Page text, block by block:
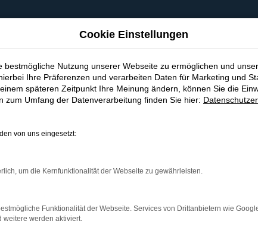
bestimmter Seiten verhindern. Funktioniert die Seite
beheben.
Cookie Einstellungen
bestmögliche Nutzung unserer Webseite zu ermöglichen und
Ihre Präferenzen und verarbeiten Daten für Marketing und
späteren Zeitpunkt Ihre Meinung ändern, können Sie die
zum Umfang der Datenverarbeitung finden Sie hier:
von uns eingesetzt:
um die Kernfunktionalität der Webseite zu gewährleisten.
Funktionalität der Webseite. Services von Drittanbietern wie
weitere werden aktiviert.